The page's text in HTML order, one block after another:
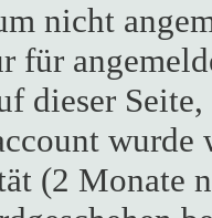
nicht
für
dieser
wurde
(2 Monate